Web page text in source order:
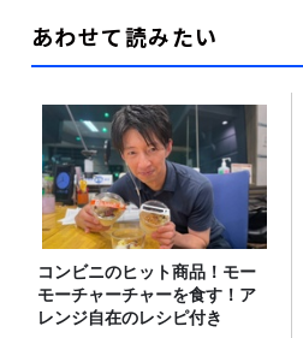
あわせて読みたい
コンビニのヒット商品！モー
モーチャーチャーを食す！ア
レンジ自在のレシピ付き